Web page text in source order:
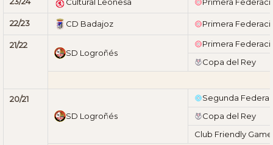
22/23 CD Badajoz Primera
21/22
SD Logroñés
Primera
Copa del Rey
20/21
SD Logroñés
Segunda
Copa del Rey
Club Friendly